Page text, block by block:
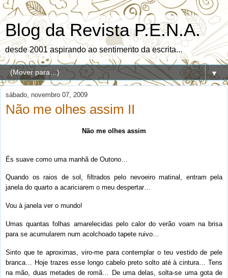
Blog da Revista P.E.N.A.
desde 2001 aspirando ao sentimento da escrita...
▼
sábado, novembro 07, 2009
Não me olhes assim II
Não me olhes assim
És suave como uma manhã de Outono…
Quando os raios de sol, filtrados pelo nevoeiro matinal, entram pela
janela do quarto a acariciarem o meu despertar…
Vou à janela ver o mundo!
Umas quantas folhas amarelecidas pelo calor do verão voam na brisa
para se acumularem num acolchoado tapete ruivo…
Sinto que te aproximas, viro-me para contemplar o teu vestido de pele
branca… Hoje trazes esse longo cabelo preto solto até à cintura… Tens
na mão, duas metades de romã… De uma delas, solta-se uma gota de